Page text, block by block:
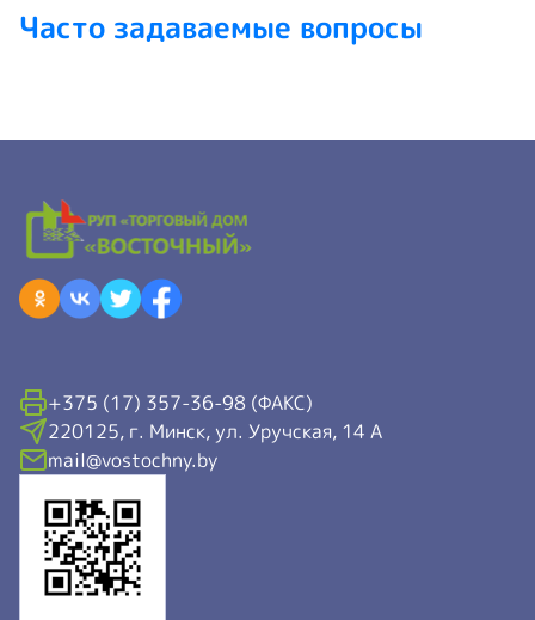
Часто задаваемые вопросы
+375 (17) 357-36-98 (ФАКС)
220125, г. Минск, ул. Уручская, 14 А
mail@vostochny.by